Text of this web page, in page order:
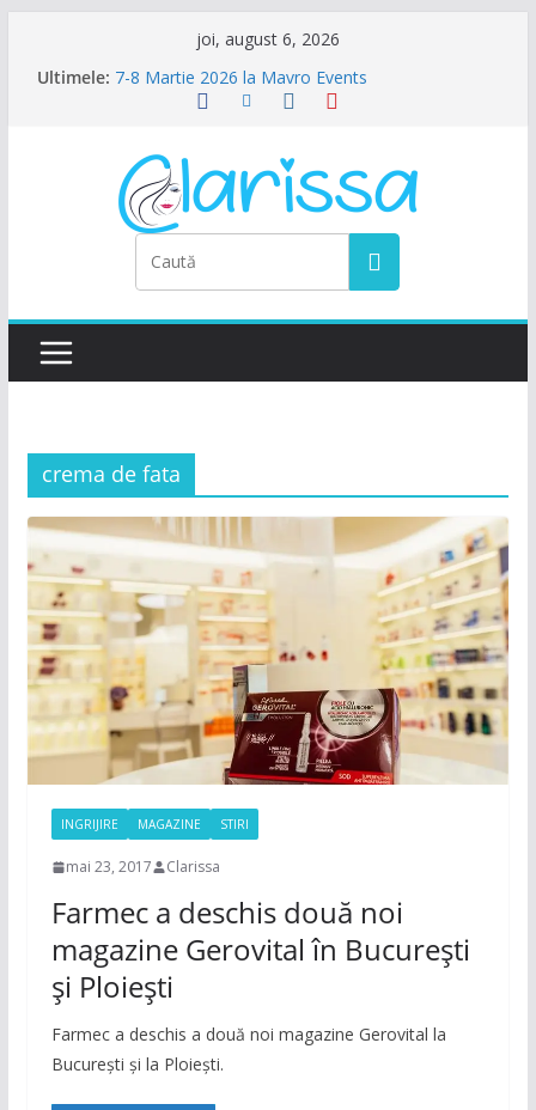
joi, august 6, 2026
Ultimele: 7-8 Martie 2026 la Mavro Events
Ziua Femeii la Amalfi Alegria
Ziua Femeii se sarbatoreste La Teatru. La
Calinescu!
Petrecere de Ziua Femeii la La Nasu
crema de fata
INGRIJIRE MAGAZINE STIRI
mai 23, 2017 Clarissa
Farmec a deschis două noi
magazine Gerovital în Bucureşti
şi Ploieşti
Farmec a deschis a două noi magazine Gerovital la
Bucureşti şi la Ploieşti.